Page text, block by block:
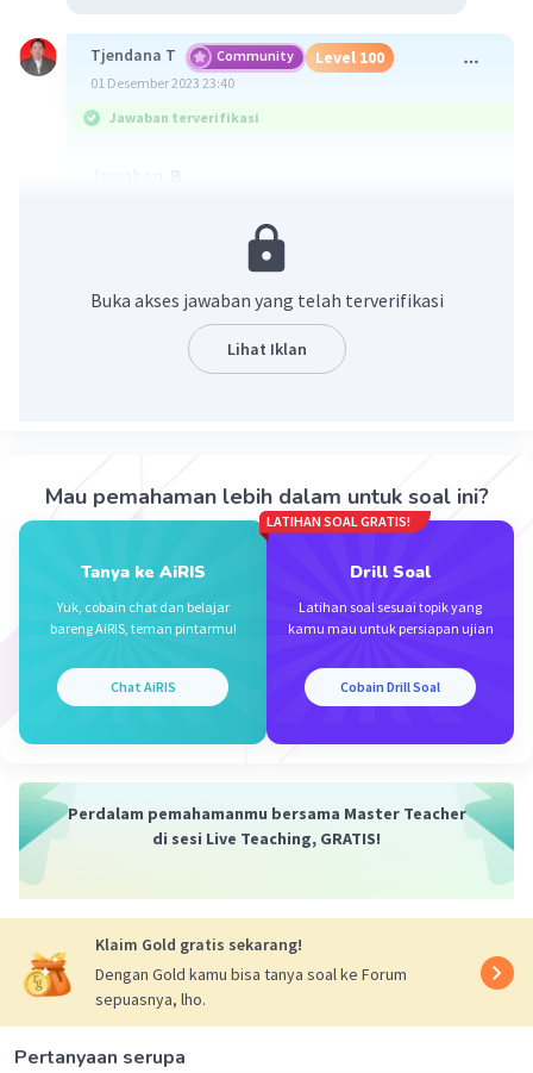
Tjendana T Community Level 100
01 Desember 2023 23:40
Jawaban terverifikasi
g(x) = 4 - x
(f + g) (x) = (x² + 1) + (4 - x)
= x² - x + 5
02 Desember 2023 01:13
jawabannya adalah B.
Balas
Buka akses jawaban yang telah terverifikasi
Lihat Iklan
Mau pemahaman lebih dalam untuk soal ini?
Tanya ke AiRIS
Yuk, cobain chat dan belajar
bareng AiRIS, teman pintarmu!
Chat AiRIS
LATIHAN SOAL GRATIS!
Drill Soal
Latihan soal sesuai topik yang
kamu mau untuk persiapan ujian
Cobain Drill Soal
Perdalam pemahamanmu bersama Master Teacher
di sesi Live Teaching, GRATIS!
Klaim Gold gratis sekarang!
Dengan Gold kamu bisa tanya soal ke Forum
sepuasnya, lho.
Pertanyaan serupa